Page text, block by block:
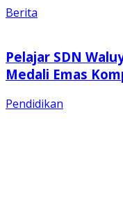
Berita
Pelajar SDN
Medali Emas
Pendidikan